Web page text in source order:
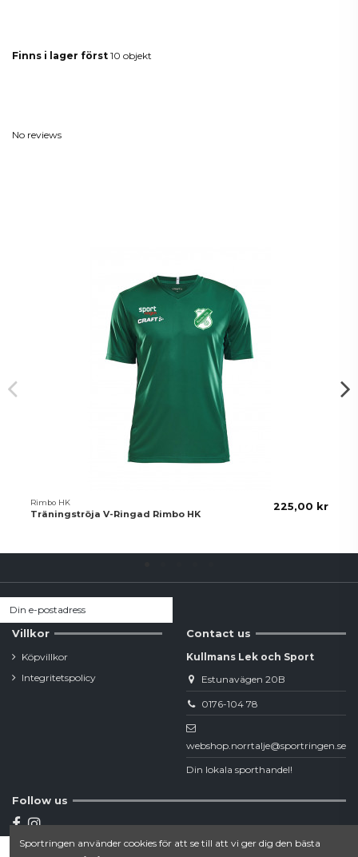
Finns i lager först 10 objekt
No reviews
Rimbo HK
Träningströja V-Ringad Rimbo HK
225,00 kr
Villkor
Köpvillkor
Integritetspolicy
Contact us
Kullmans Lek och Sport
Estunavägen 20B
0176-104 78
webshop.norrtalje@sportringen.se
Din lokala sporthandel!
Follow us
Sportringen använder cookies för att se till att vi ger dig den bästa